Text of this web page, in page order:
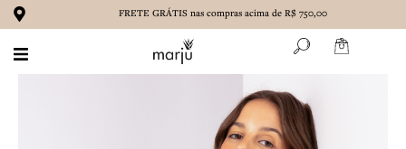
para
FRETE GRÁTIS nas compras acima de R$ 750,00